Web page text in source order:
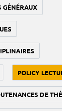
GÉNÉRAUX
POLICY
DE